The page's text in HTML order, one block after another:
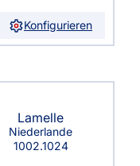
Konfigurieren
Lamelle
Niederlande
1002.1024